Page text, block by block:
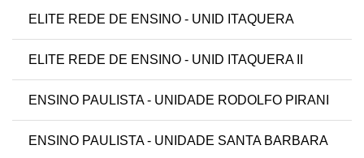
ELITE REDE DE ENSINO - UNID ITAQUERA
ELITE REDE DE ENSINO - UNID ITAQUERA II
ENSINO PAULISTA - UNIDADE RODOLFO PIRANI
ENSINO PAULISTA - UNIDADE SANTA BARBARA